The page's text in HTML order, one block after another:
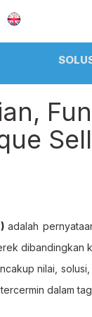
adalah
dibandingkan
nilai,
dalam